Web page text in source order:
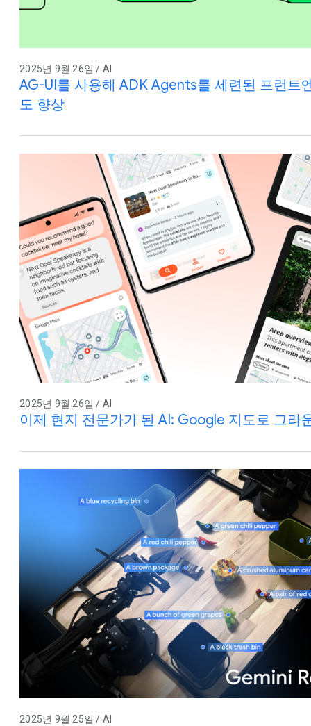
2025년 9월 26일 / AI
AG-UI를 사용해 ADK Agents를 세련된 프런트
도 향상
2025년 9월 26일 / AI
이제 현지 전문가가 된 AI: Google 지도로 그라
2025년 9월 25일 / AI